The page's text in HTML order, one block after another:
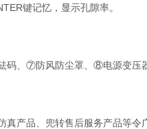
键记忆，显示孔隙率。
、⑦防风防尘罩、⑧电源变压
产品、兜转售后服务产品等